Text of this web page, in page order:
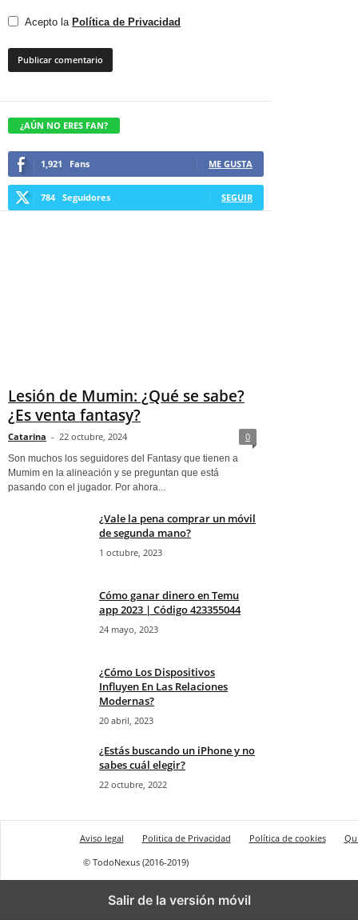
Acepto la Política de Privacidad
¿AÚN NO ERES FAN?
1,921 Fans ME GUSTA
784 Seguidores SEGUIR
Lesión de Mumin: ¿Qué se sabe?
¿Es venta fantasy?
Catarina - 22 octubre, 2024 0
Son muchos los seguidores del Fantasy que tienen a
Mumim en la alineación y se preguntan que está
pasando con el jugador. Por ahora...
¿Vale la pena comprar un móvil
de segunda mano?
1 octubre, 2023
Cómo ganar dinero en Temu
app 2023 | Código 423355044
24 mayo, 2023
¿Cómo Los Dispositivos
Influyen En Las Relaciones
Modernas?
20 abril, 2023
¿Estás buscando un iPhone y no
sabes cuál elegir?
22 octubre, 2022
Aviso legal Politica de Privacidad Política de cookies
© TodoNexus (2016-2019)
Salir de la versión móvil